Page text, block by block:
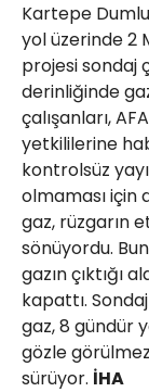
Kartepe
yol üzerinde 2
projesi sondaj
derinliğinde
çalışanları,
yetkililerine
kontrolsüz
olmaması için
gaz, rüzgarın
sönüyordu.
gazın çıktığı
kapattı.
gaz, 8 gündür
gözle
sürüyor. İHA